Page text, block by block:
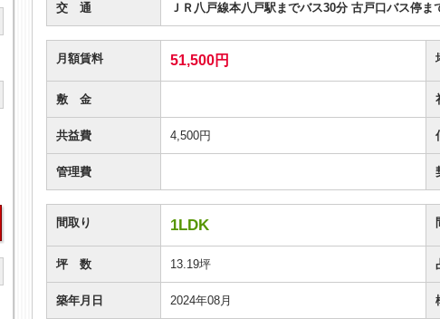
交 通 ＪＲ八戸線本八戸駅までバス30分 古戸口バス停ま
月額賃料 51,500円
敷 金
共益費 4,500円
管理費
間取り 1LDK
坪 数 13.19坪
築年月日 2024年08月